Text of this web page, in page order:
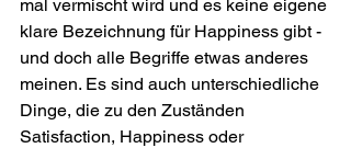
mal vermischt wird und es keine eigene
klare Bezeichnung für Happiness gibt -
und doch alle Begriffe etwas anderes
meinen. Es sind auch unterschiedliche
Dinge, die zu den Zuständen
Satisfaction, Happiness oder